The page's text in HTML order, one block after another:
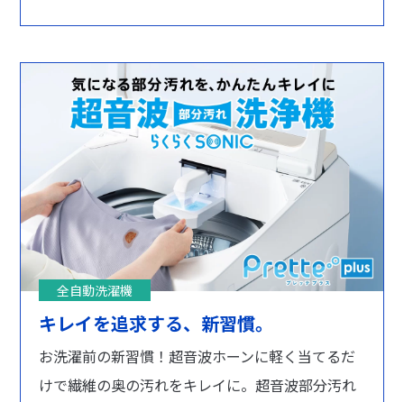
全自動洗濯機
キレイを追求する、新習慣。
お洗濯前の新習慣！超音波ホーンに軽く当てるだ
けで繊維の奥の汚れをキレイに。超音波部分汚れ